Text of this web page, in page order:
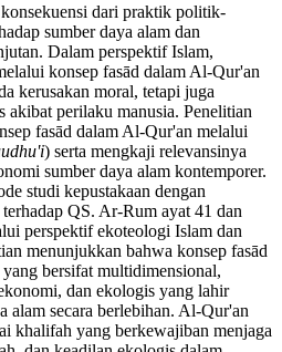
dari praktik politik-
sumber daya alam dan
Dalam perspektif Islam,
konsep fasād dalam Al-Qur'an
kerusakan moral, tetapi juga
akibat perilaku manusia. Penelitian
fasād dalam Al-Qur'an melalui
) serta mengkaji relevansinya
sumber daya alam kontemporer.
studi kepustakaan dengan
QS. Ar-Rum ayat 41 dan
perspektif ekoteologi Islam dan
menunjukkan bahwa konsep fasād
bersifat multidimensional,
dan ekologis yang lahir
alam secara berlebihan. Al-Qur'an
khalifah yang berkewajiban menjaga